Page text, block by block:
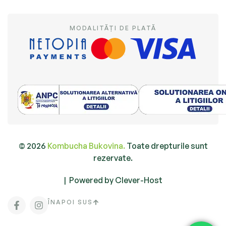
MODALITĂȚI DE PLATĂ
© 2026 Kombucha Bukovina. Toate drepturile sunt
rezervate.
| Powered by Clever-Host
ÎNAPOI SUS